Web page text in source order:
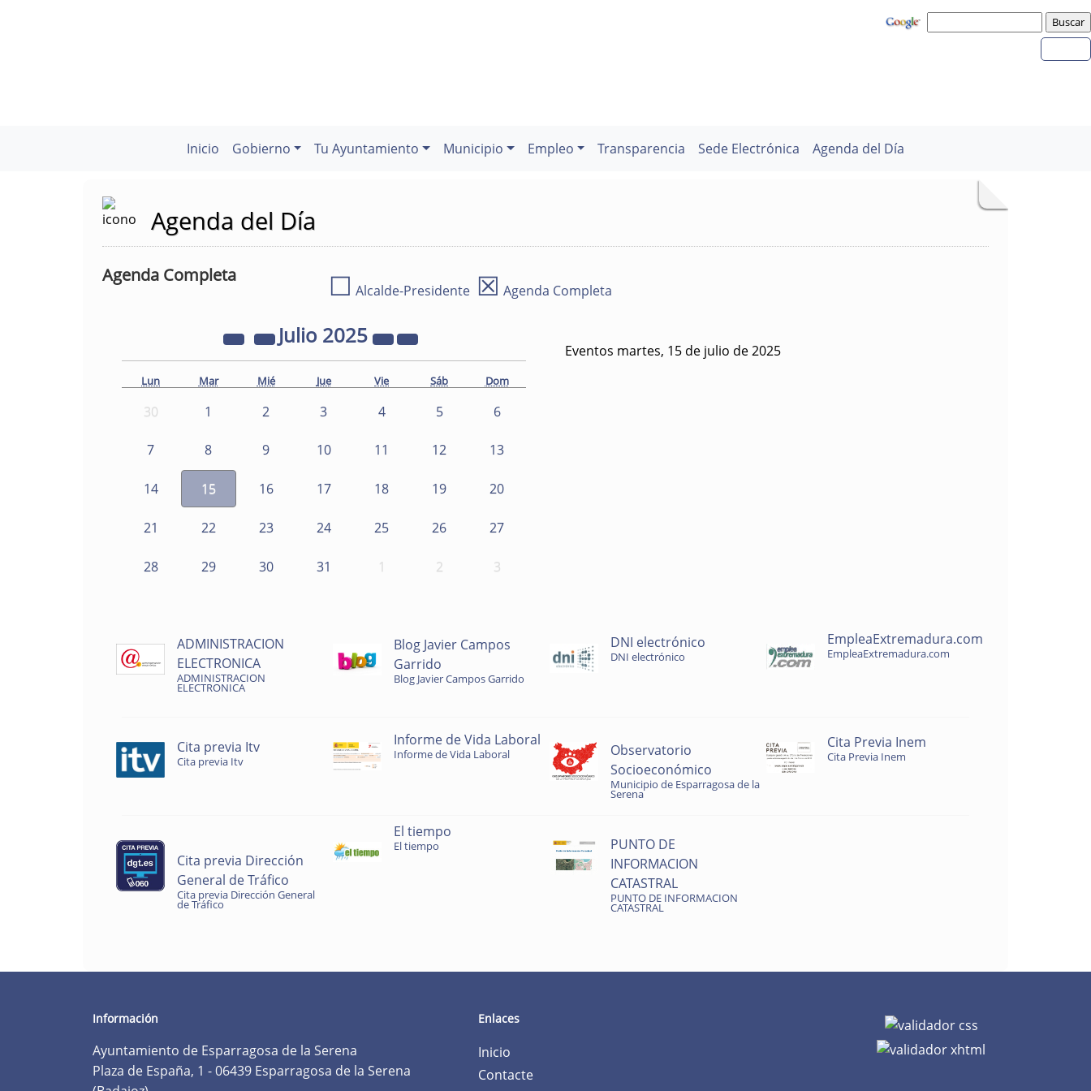
Inicio Gobierno Tu Ayuntamiento Municipio Empleo Transparencia Sede Electrónica Agenda del Día
Agenda del Día
Agenda Completa ☐ Alcalde-Presidente ☒ Agenda Completa
Julio 2025
Lun Mar Mié Jue Vie Sáb Dom
30 1 2 3 4 5 6
7 8 9 10 11 12 13
14 15 16 17 18 19 20
21 22 23 24 25 26 27
28 29 30 31 1 2 3
Eventos martes, 15 de julio de 2025
ADMINISTRACION
ELECTRONICA
ADMINISTRACION
ELECTRONICA
Blog Javier Campos
Garrido
Blog Javier Campos Garrido
DNI electrónico
DNI electrónico
EmpleaExtremadura.com
EmpleaExtremadura.com
Cita previa Itv
Cita previa Itv
Informe de Vida Laboral
Informe de Vida Laboral
Observatorio
Socioeconómico
Municipio de Esparragosa de la
Serena
Cita Previa Inem
Cita Previa Inem
Cita previa Dirección
General de Tráfico
Cita previa Dirección General
de Tráfico
El tiempo
El tiempo
PUNTO DE
INFORMACION
CATASTRAL
PUNTO DE INFORMACION
CATASTRAL
Información
Ayuntamiento de Esparragosa de la Serena
Plaza de España, 1 - 06439 Esparragosa de la Serena
Enlaces
Inicio
Contacte